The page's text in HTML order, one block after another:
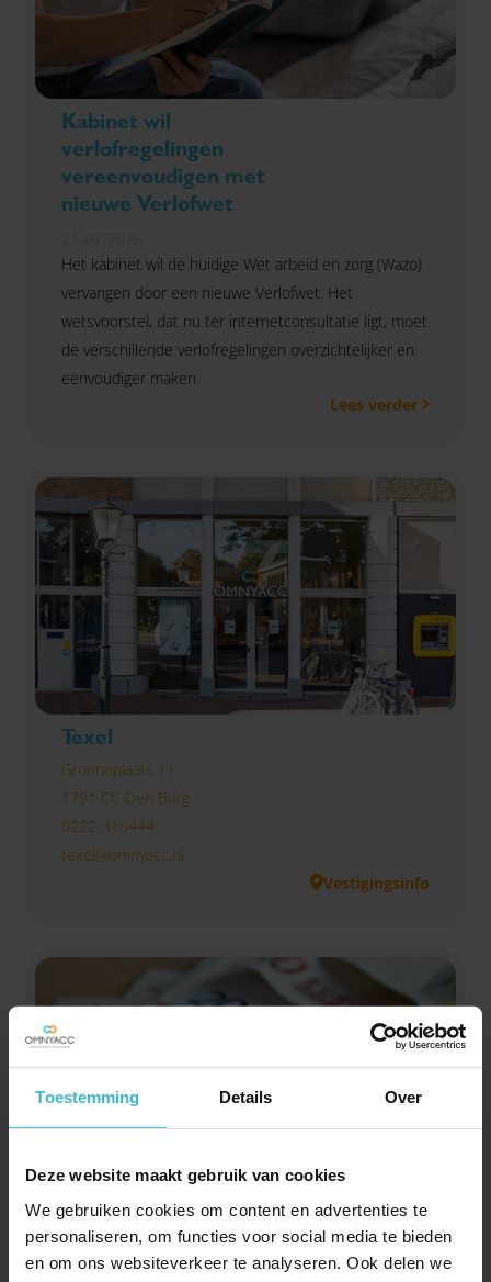
Toestemming Details Over
Deze website maakt gebruik van cookies
We gebruiken cookies om content en advertenties te
personaliseren, om functies voor social media te bieden
en om ons websiteverkeer te analyseren. Ook delen we
Kabinet wil
verlofregelingen
vereenvoudigen met
nieuwe Verlofwet
Het kabinet wil de huidige Wet arbeid en zorg (Wazo)
vervangen door een nieuwe Verlofwet. Het
wetsvoorstel, dat nu ter internetconsultatie ligt, moet
de verschillende verlofregelingen overzichtelijker en
eenvoudiger maken.
Lees verder
Texel
Groeneplaats 11
1791 CC Den Burg
0222-315444
texel@omnyacc.nl
Vestigingsinfo
Lonenspecial 2025
Als werkgever is het belangrijk om op de hoogte te
blijven van ontwikkelingen op het gebied van